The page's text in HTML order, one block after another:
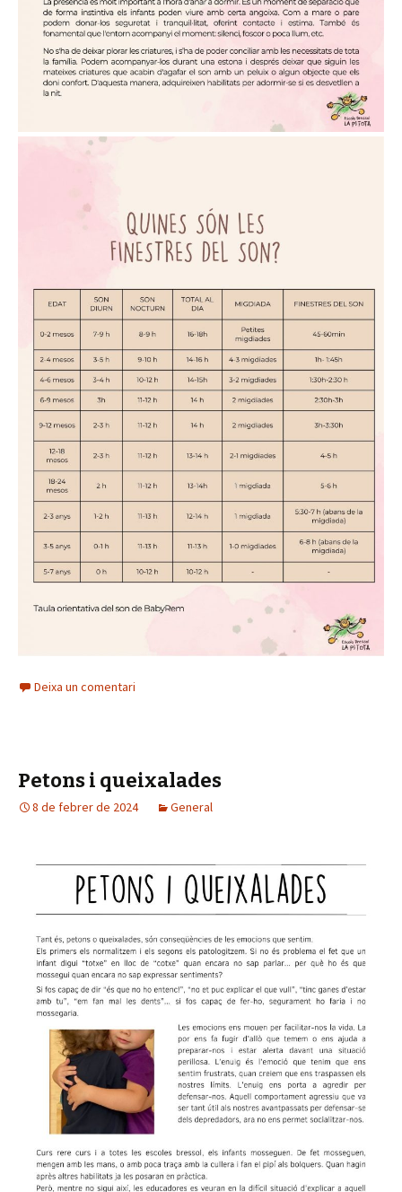
Deixa un comentari
Petons i queixalades
8 de febrer de 2024 General